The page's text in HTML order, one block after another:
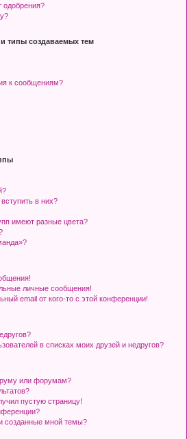
одобрения?
типы создаваемых тем
к сообщениям?
в них?
имеют разные цвета?
личные сообщения!
email от кого-то с этой конференции!
в списках моих друзей и недругов?
или форумам?
пустую страницу!
созданные мной темы?